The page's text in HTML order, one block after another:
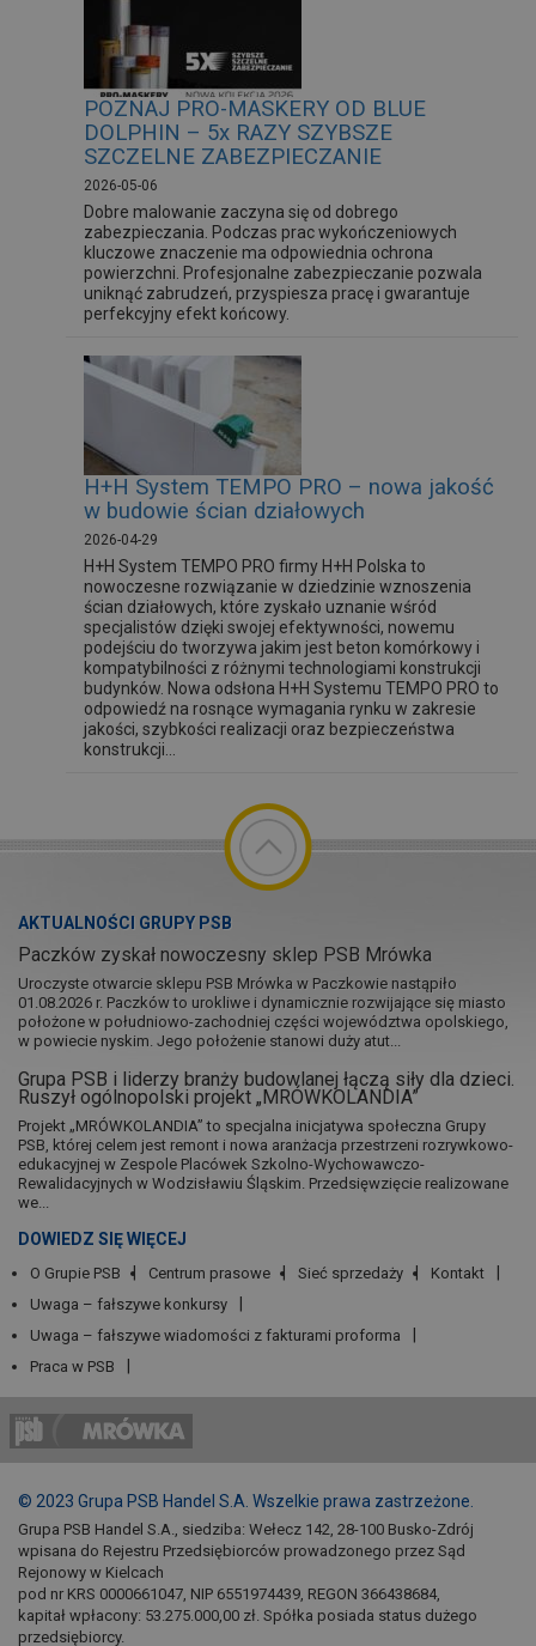
POZNAJ PRO-MASKERY OD BLUE
DOLPHIN – 5x RAZY SZYBSZE
SZCZELNE ZABEZPIECZANIE
2026-05-06
Dobre malowanie zaczyna się od dobrego
zabezpieczania. Podczas prac wykończeniowych
kluczowe znaczenie ma odpowiednia ochrona
powierzchni. Profesjonalne zabezpieczanie pozwala
uniknąć zabrudzeń, przyspiesza pracę i gwarantuje
perfekcyjny efekt końcowy.
H+H System TEMPO PRO – nowa jakość
w budowie ścian działowych
2026-04-29
H+H System TEMPO PRO firmy H+H Polska to
nowoczesne rozwiązanie w dziedzinie wznoszenia
ścian działowych, które zyskało uznanie wśród
specjalistów dzięki swojej efektywności, nowemu
podejściu do tworzywa jakim jest beton komórkowy i
kompatybilności z różnymi technologiami konstrukcji
budynków. Nowa odsłona H+H Systemu TEMPO PRO to
odpowiedź na rosnące wymagania rynku w zakresie
jakości, szybkości realizacji oraz bezpieczeństwa
konstrukcji...
AKTUALNOŚCI GRUPY PSB
Paczków zyskał nowoczesny sklep PSB Mrówka
Uroczyste otwarcie sklepu PSB Mrówka w Paczkowie nastąpiło
01.08.2026 r. Paczków to urokliwe i dynamicznie rozwijające się miasto
położone w południowo-zachodniej części województwa opolskiego,
w powiecie nyskim. Jego położenie stanowi duży atut...
Grupa PSB i liderzy branży budowlanej łączą siły dla dzieci.
Ruszył ogólnopolski projekt „MRÓWKOLANDIA”
Projekt „MRÓWKOLANDIA” to specjalna inicjatywa społeczna Grupy
PSB, której celem jest remont i nowa aranżacja przestrzeni rozrywkowo-
edukacyjnej w Zespole Placówek Szkolno-Wychowawczo-
Rewalidacyjnych w Wodzisławiu Śląskim. Przedsięwzięcie realizowane
we...
DOWIEDZ SIĘ WIĘCEJ
O Grupie PSB Centrum prasowe Sieć sprzedaży
Kontakt
Uwaga – fałszywe konkursy
Uwaga – fałszywe wiadomości z fakturami proforma
Praca w PSB
© 2023 Grupa PSB Handel S.A. Wszelkie prawa zastrzeżone.
Grupa PSB Handel S.A., siedziba: Wełecz 142, 28-100 Busko-Zdrój
wpisana do Rejestru Przedsiębiorców prowadzonego przez Sąd
Rejonowy w Kielcach
pod nr KRS 0000661047, NIP 6551974439, REGON 366438684,
kapitał wpłacony: 53.275.000,00 zł. Spółka posiada status dużego
przedsiębiorcy.